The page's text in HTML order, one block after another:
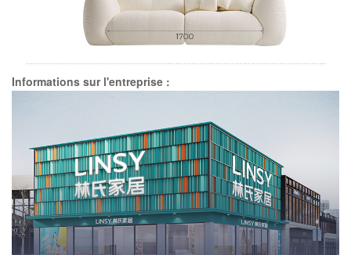
Informations sur l'entreprise :